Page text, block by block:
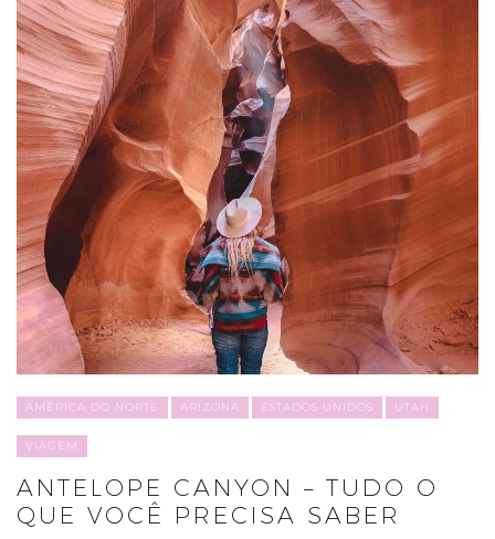
AMÉRICA DO NORTE ARIZONA ESTADOS UNIDOS UTAH
VIAGEM
ANTELOPE CANYON – TUDO O
QUE VOCÊ PRECISA SABER